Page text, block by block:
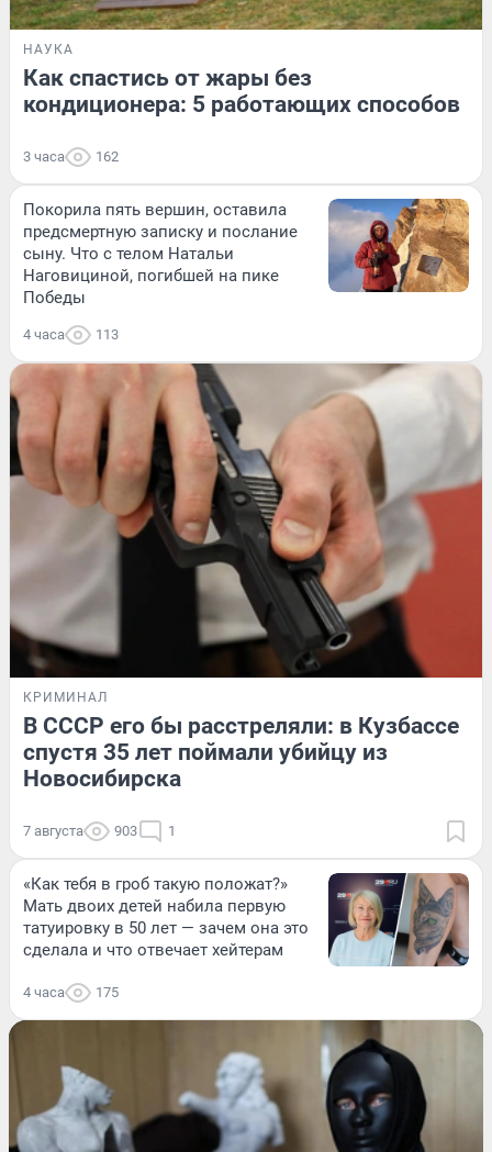
НАУКА
Как спастись от жары без
кондиционера: 5 работающих способов
3 часа 162
Покорила пять вершин, оставила
предсмертную записку и послание
сыну. Что с телом Натальи
Наговициной, погибшей на пике
Победы
4 часа 113
КРИМИНАЛ
В СССР его бы расстреляли: в Кузбассе
спустя 35 лет поймали убийцу из
Новосибирска
7 августа 903 1
«Как тебя в гроб такую положат?»
Мать двоих детей набила первую
татуировку в 50 лет — зачем она это
сделала и что отвечает хейтерам
4 часа 175